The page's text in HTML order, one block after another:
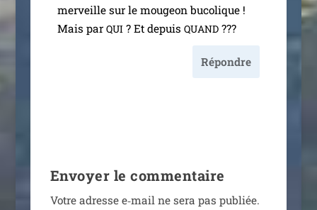
mer­veille sur le mou­geon buco­lique !
Mais par QUI ? Et depuis QUAND???
Répondre
Envoyer le commentaire
Votre adresse e‑mail ne sera pas publiée.